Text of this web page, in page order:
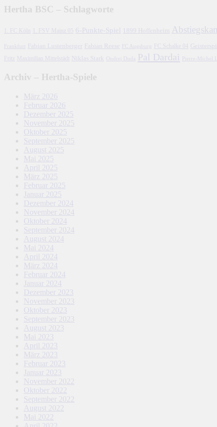
Hertha BSC – Schlagworte
1. FC Köln 1. FSV Mainz 05 6-Punkte-Spiel 1899 Hoffenheim
Fabian Lustenberger Fabian Reese FC Schalke 04
Maximilian Mittelstädt Niklas Stark Pal Dardai Pierre-Michel
Archiv – Hertha-Spiele
März 2026
Februar 2026
Dezember 2025
November 2025
Oktober 2025
September 2025
August 2025
Mai 2025
April 2025
März 2025
Februar 2025
Januar 2025
Dezember 2024
November 2024
Oktober 2024
September 2024
August 2024
Mai 2024
April 2024
März 2024
Februar 2024
Januar 2024
Dezember 2023
November 2023
Oktober 2023
September 2023
August 2023
Mai 2023
April 2023
März 2023
Februar 2023
Januar 2023
November 2022
Oktober 2022
September 2022
August 2022
Mai 2022